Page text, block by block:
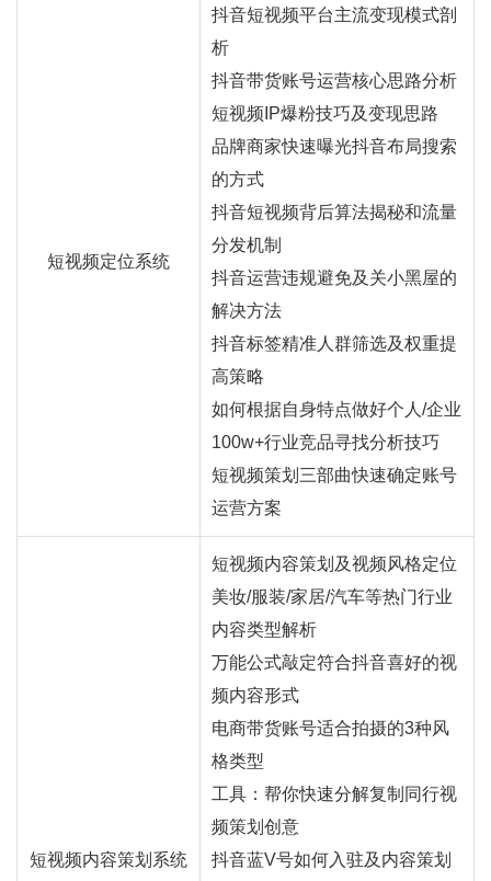
短视频定位系统
抖音短视频平台主流变现模式剖
析
抖音带货账号运营核心思路分析
短视频IP爆粉技巧及变现思路
品牌商家快速曝光抖音布局搜索
的方式
抖音短视频背后算法揭秘和流量
分发机制
抖音运营违规避免及关小黑屋的
解决方法
抖音标签精准人群筛选及权重提
高策略
如何根据自身特点做好个人/企业
100w+行业竞品寻找分析技巧
短视频策划三部曲快速确定账号
运营方案
短视频内容策划系统
短视频内容策划及视频风格定位
美妆/服装/家居/汽车等热门行业
内容类型解析
万能公式敲定符合抖音喜好的视
频内容形式
电商带货账号适合拍摄的3种风
格类型
工具：帮你快速分解复制同行视
频策划创意
抖音蓝V号如何入驻及内容策划